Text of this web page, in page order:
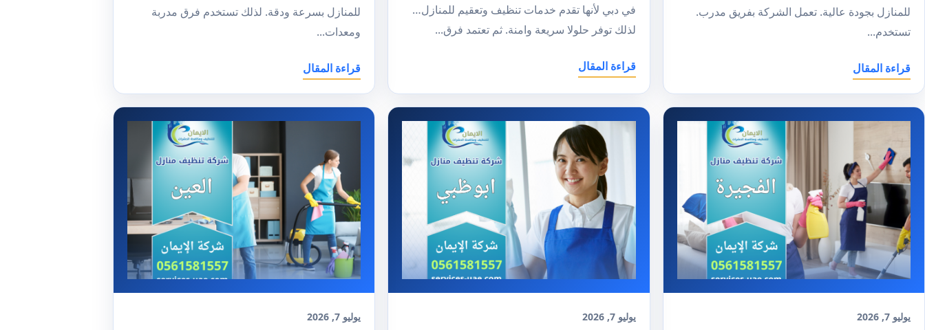
للمنازل بجودة عالية. تعمل الشركة بفريق مدرب.
تستخدم...
قراءة المقال
في دبي لأنها تقدم خدمات تنظيف وتعقيم للمنازل…
لذلك توفر حلولا سريعة وامنة. ثم تعتمد فرق...
قراءة المقال
للمنازل بسرعة ودقة. لذلك تستخدم فرق مدربة
ومعدات...
قراءة المقال
يوليو 7, 2026 يوليو 7, 2026 يوليو 7, 2026